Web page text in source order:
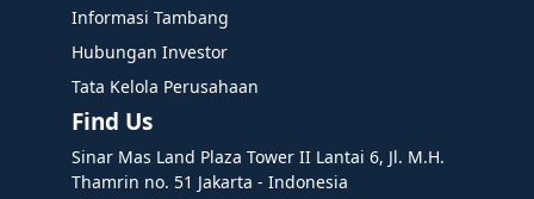
Informasi Tambang
Hubungan Investor
Tata Kelola Perusahaan
Find Us
Sinar Mas Land Plaza Tower II Lantai 6, Jl. M.H.
Thamrin no. 51 Jakarta - Indonesia